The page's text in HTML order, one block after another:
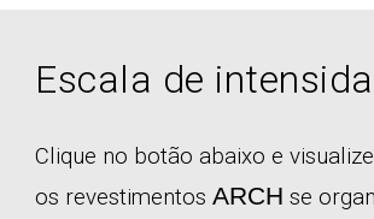
Escala de
Clique no botão abaixo e
os revestimentosARCH se